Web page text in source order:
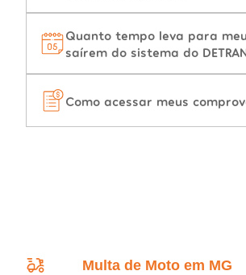
Quanto tempo leva para
saírem do sistema do
Como acessar meus
Multa de Moto em MG